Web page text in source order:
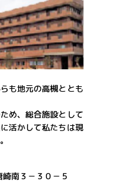
も地元の高槻ととも
め、総合施設として
活かして私たちは現
南３－３０－５